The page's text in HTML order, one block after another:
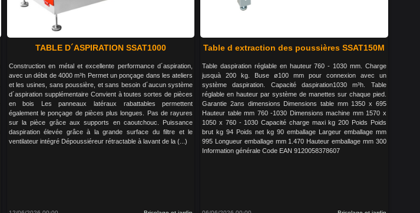
TABLE D´ASPIRATION SSAT1000
Construction en métal et excellente performance d´aspiration,
avec un débit de 4000 m³h Permet un ponçage dans les ateliers
et les usines, sans poussière, et sans besoin d´aucun système
d´aspiration supplémentaire Convient à toutes sortes de pièces
en bois Les panneaux latéraux rabattables permettent
également le ponçage de pièces plus longues. Pas de rayures
sur la pièce grâce aux supports en caoutchouc. Puissance
daspiration élevée grâce à la grande surface du filtre et le
ventilateur intégré Dépoussiéreur rétractable à lavant de la (...)
Table d extraction des poussières SSAT150M
Table daspiration réglable en hauteur 760 - 1030 mm. Charge
jusquà 200 kg. Buse ø100 mm pour connexion avec un
système daspiration. Capacité daspiration1030 m³h. Table
réglable en hauteur par système de manettes sur chaque pied.
Garantie 2ans dimensions Dimensions table mm 1350 x 695
Hauteur table mm 760 -1030 Dimensions machine mm 1570 x
1050 x 760 - 1030 Capacité charge maxi kg 200 Poids Poids
brut kg 94 Poids net kg 90 emballage Largeur emballage mm
995 Longueur emballage mm 1.470 Hauteur emballage mm 300
Information générale Code EAN 9120058378607